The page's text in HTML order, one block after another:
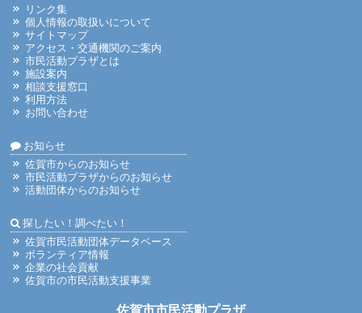
リンク集
個人情報の取扱いについて
サイトマップ
アクセス・交通機関のご案内
市民活動プラザとは
施設案内
相談支援窓口
利用方法
お問い合わせ
お知らせ
佐賀市からのお知らせ
市民活動プラザからのお知らせ
活動団体からのお知らせ
探したい！調べたい！
佐賀市民活動団体データベース
ボランティア情報
企業の社会貢献
佐賀市の市民活動支援事業